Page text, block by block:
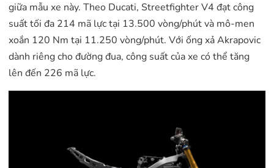
giữa mẫu xe này. Theo Ducati, Streetfighter V4 đạt công
suất tối đa 214 mã lực tại 13.500 vòng/phút và mô-men
xoắn 120 Nm tại 11.250 vòng/phút. Với ống xả Akrapovic
dành riêng cho đường đua, công suất của xe có thể tăng
lên đến 226 mã lực.